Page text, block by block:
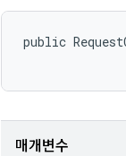
public
매개변수